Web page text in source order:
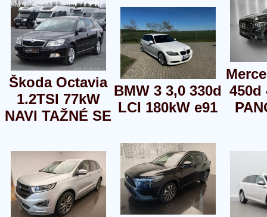
Škoda Octavia
1.2TSI 77kW
NAVI TAŽNÉ SE
BMW 3 3,0 330d
LCI 180kW e91
450d